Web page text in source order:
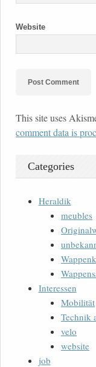
Website
This site uses
comment data is
Categories
Heraldik
meubles
Interessen
Mobilität
Technik
velo
website
job